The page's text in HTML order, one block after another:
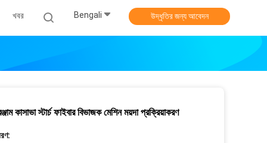
খবর Bengali উদ্ধৃতির জন্য আবেদন
কাসাভা স্টার্চ ফাইবার বিভাজক মেশিন ময়দা প্রক্রিয়াকরণ